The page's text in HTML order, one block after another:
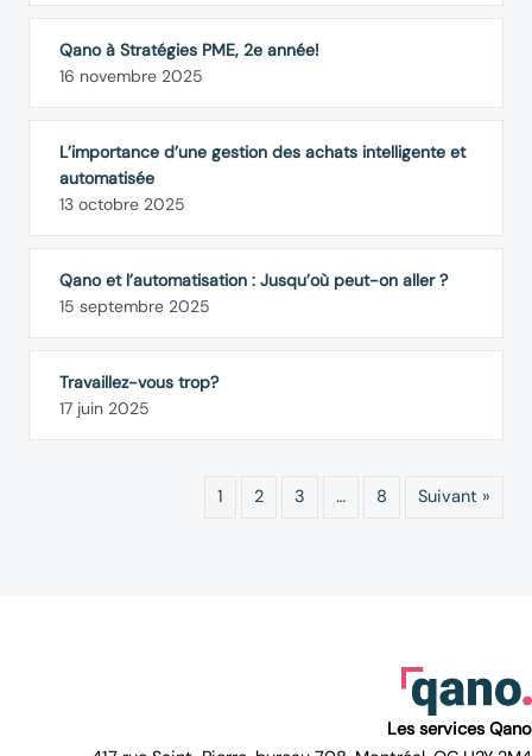
Qano à Stratégies PME, 2e année!
16 novembre 2025
L’importance d’une gestion des achats intelligente et
automatisée
13 octobre 2025
Qano et l’automatisation : Jusqu’où peut-on aller ?
15 septembre 2025
Travaillez-vous trop?
17 juin 2025
1 2 3 … 8 Suivant »
Les services Qano